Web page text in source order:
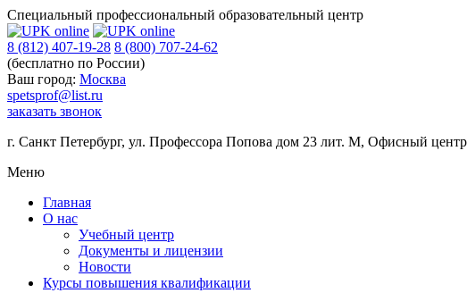
Специальный профессиональный образовательный центр
8 (812) 407-19-28 8 (800) 707-24-62
(бесплатно по России)
Ваш город: Москва
spetsprof@list.ru
заказать звонок
г. Санкт Петербург, ул. Профессора Попова дом 23 лит. М, Офисный
Меню
Главная
О нас
Учебный центр
Документы и лицензии
Новости
Курсы повышения квалификации